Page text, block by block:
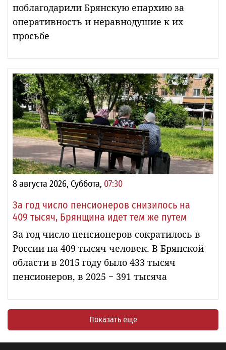
поблагодарили Брянскую епархию за
оперативность и неравнодушие к их
просьбе
8 августа 2026, Суббота, 07:30
За год число пенсионеров снизилось на
409 тысяч, Брянщина идет тем же путем
За год число пенсионеров сократилось в
России на 409 тысяч человек. В Брянской
области в 2015 году было 433 тысяч
пенсионеров, в 2025 − 391 тысяча
Показать еще